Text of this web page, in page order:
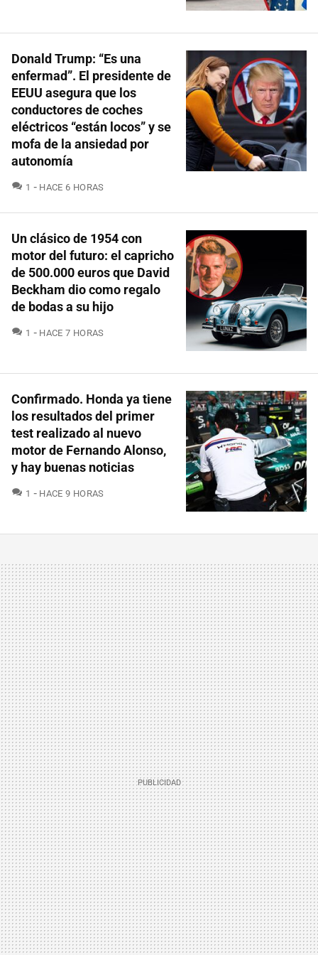
Donald Trump: “Es una
enfermad”. El presidente de
EEUU asegura que los
conductores de coches
eléctricos “están locos” y se
mofa de la ansiedad por
autonomía
1 COMENTARIOS
HACE 6 HORAS
Un clásico de 1954 con
motor del futuro: el capricho
de 500.000 euros que David
Beckham dio como regalo
de bodas a su hijo
1 COMENTARIOS
HACE 7 HORAS
Confirmado. Honda ya tiene
los resultados del primer
test realizado al nuevo
motor de Fernando Alonso,
y hay buenas noticias
1 COMENTARIOS
HACE 9 HORAS